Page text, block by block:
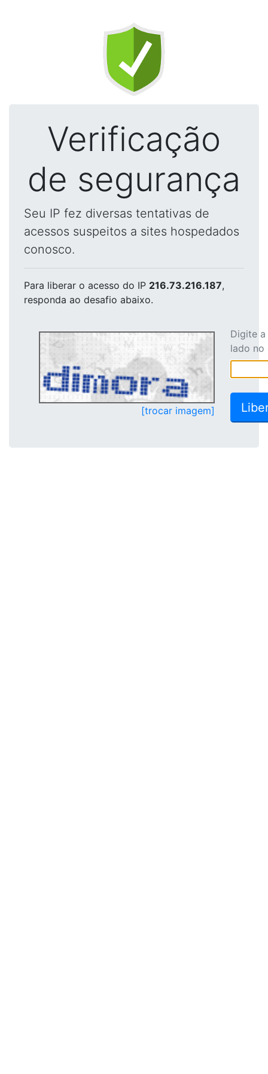
Verificação
de segurança
Seu IP fez diversas tentativas de
acessos suspeitos a sites hospedados
conosco.
Para liberar o acesso do IP 216.73.216.187,
responda ao desafio abaixo.
[trocar imagem]
Digite
lado no